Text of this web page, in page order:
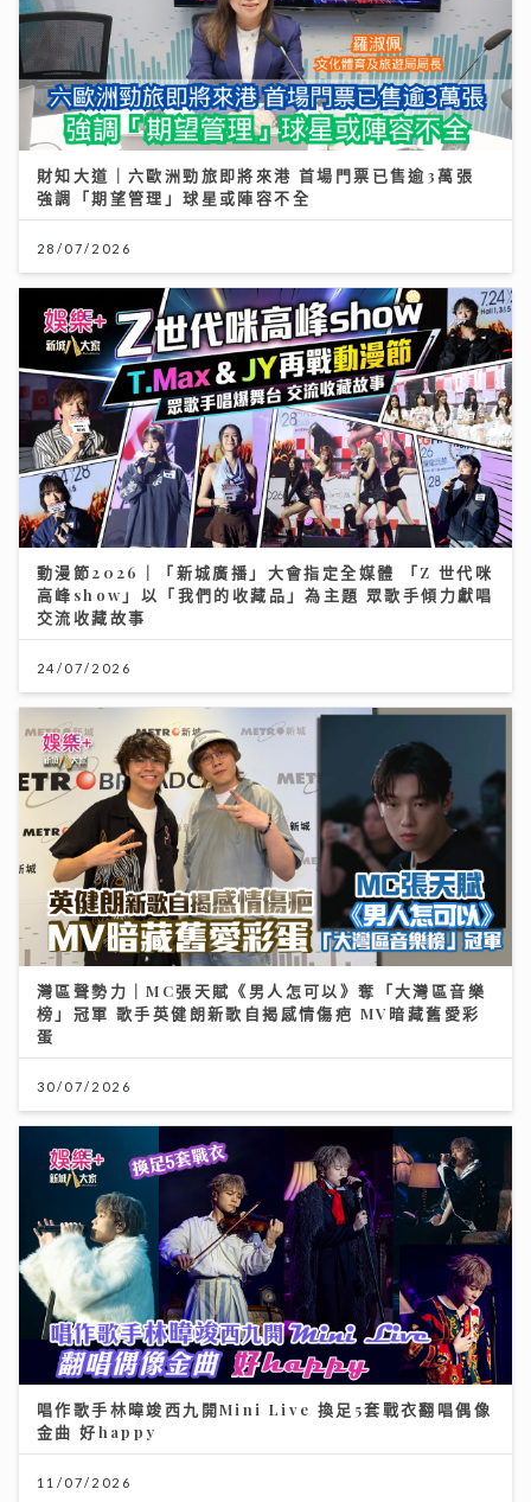
財知大道｜六歐洲勁旅即將來港 首場門票已售逾3萬張
強調「期望管理」球星或陣容不全
28/07/2026
動漫節2026｜「新城廣播」大會指定全媒體 「Z 世代咪
高峰show」以「我們的收藏品」為主題 眾歌手傾力獻唱
交流收藏故事
24/07/2026
灣區聲勢力｜MC張天賦《男人怎可以》奪「大灣區音樂
榜」冠軍 歌手英健朗新歌自揭感情傷疤 MV暗藏舊愛彩
蛋
30/07/2026
唱作歌手林暐竣西九開Mini Live 換足5套戰衣翻唱偶像
金曲 好happy
11/07/2026